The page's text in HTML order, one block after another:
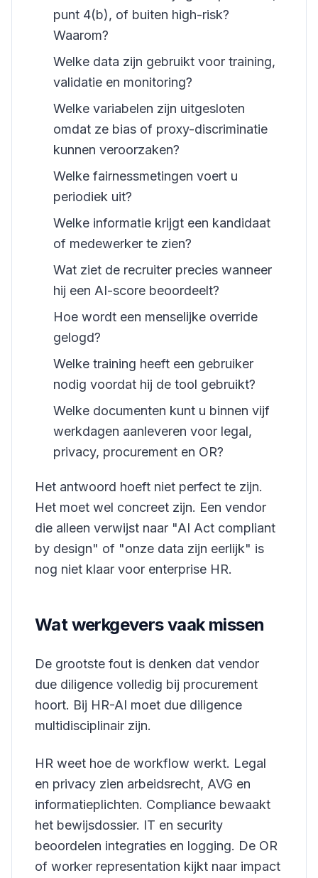
punt 4(b), of buiten high-risk?
Waarom?
Welke data zijn gebruikt voor training,
validatie en monitoring?
Welke variabelen zijn uitgesloten
omdat ze bias of proxy-discriminatie
kunnen veroorzaken?
Welke fairnessmetingen voert u
periodiek uit?
Welke informatie krijgt een kandidaat
of medewerker te zien?
Wat ziet de recruiter precies wanneer
hij een AI-score beoordeelt?
Hoe wordt een menselijke override
gelogd?
Welke training heeft een gebruiker
nodig voordat hij de tool gebruikt?
Welke documenten kunt u binnen vijf
werkdagen aanleveren voor legal,
privacy, procurement en OR?
Het antwoord hoeft niet perfect te zijn.
Het moet wel concreet zijn. Een vendor
die alleen verwijst naar "AI Act compliant
by design" of "onze data zijn eerlijk" is
nog niet klaar voor enterprise HR.
Wat werkgevers vaak missen
De grootste fout is denken dat vendor
due diligence volledig bij procurement
hoort. Bij HR-AI moet due diligence
multidisciplinair zijn.
HR weet hoe de workflow werkt. Legal
en privacy zien arbeidsrecht, AVG en
informatieplichten. Compliance bewaakt
het bewijsdossier. IT en security
beoordelen integraties en logging. De OR
of worker representation kijkt naar impact